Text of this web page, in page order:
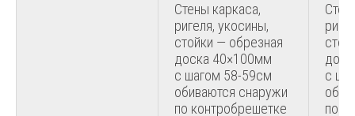
Стены каркаса,
ригеля, укосины,
стойки — обрезная
доска 40×100мм
с шагом 58-59см
обиваются снаружи
по контробрешетке
с
по